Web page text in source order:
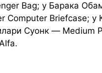
Bag; у Барака
Computer Briefcase;
Суонк — Medium